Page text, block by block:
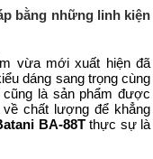
bằng những linh kiện
vừa mới xuất hiện đã
dáng sang trọng cùng
cũng là sản phẩmđược
chất lượng để khẳng
BA-88Tthực sự là